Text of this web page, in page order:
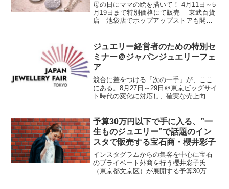
母の日にママの絵を描いて！ 4月11日～5
月19日まで特別価格にて販売 東武百貨
店 池袋店でポップアップストアも開催
ランド「anne-li-gatou」は、母の...
ジュエリー経営者のための特別セ
ミナー＠ジャパンジュエリーフェ
ア
競合に差をつける「次の一手」が、ここ
にある。8月27日～29日＠東京ビッグサイ
ト時代の変化に対応し、確実な売上向上
Japan Jewellery Fair 2025では、業界トッ
プリー...
予算30万円以下で手に入る、”一
生ものジュエリー”で話題のイン
スタで販売する宝石商・櫻井彩子
インスタグラムからの集客を中心に宝石
のプライベート外商を行う櫻井彩子氏
（東京都文京区）が展開する予算30万円